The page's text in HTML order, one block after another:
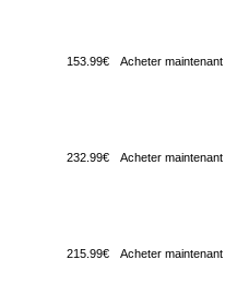
153.99€ Acheter maintenant
232.99€ Acheter maintenant
215.99€ Acheter maintenant